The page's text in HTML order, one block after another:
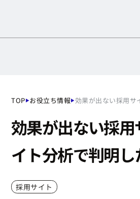
TOP▶お役立ち情報▶効果が出ない採用サ
効果が出ない採
イト分析で判明
採用サイト